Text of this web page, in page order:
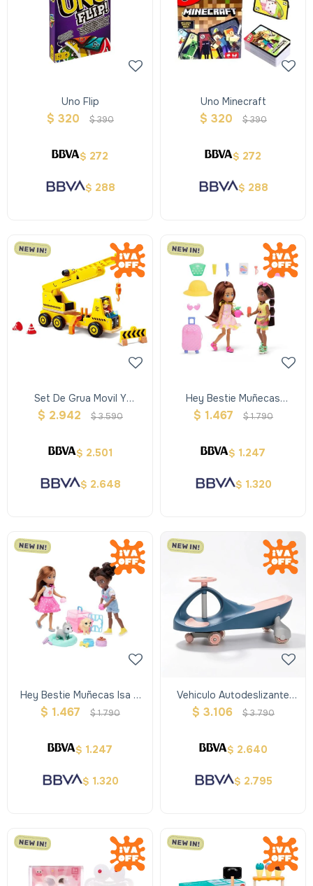
Uno Flip
$ 320 $390
$ 272
$ 288
Uno Minecraft
$ 320 $390
$ 272
$ 288
Set De Grua Movil Y
Contruccion
$ 2.942 $3.590
$ 2.501
$ 2.648
Hey Bestie Muñecas
Jasmine Y Makayla Con
$ 1.467 $1.790
$ 1.247
$ 1.320
Hey Bestie Muñecas Isa Y
Evie Con Accesorios
$ 1.467 $1.790
$ 1.247
$ 1.320
Vehiculo Autodeslizante
Plasmacar
$ 3.106 $3.790
$ 2.640
$ 2.795